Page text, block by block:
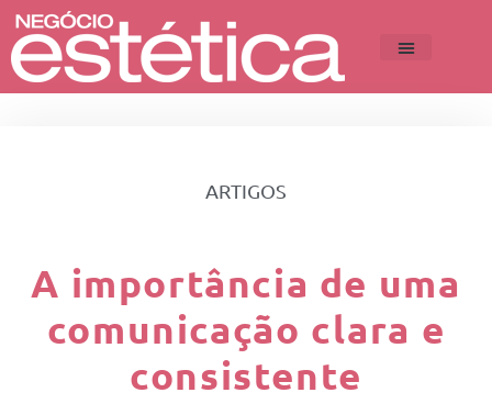
ARTIGOS
A importância de uma
comunicação clara e
consistente